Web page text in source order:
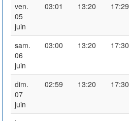
ven.
05
juin
03:01 13:20 17:29
sam.
06
juin
03:00 13:20 17:30
dim.
07
juin
02:59 13:20 17:30